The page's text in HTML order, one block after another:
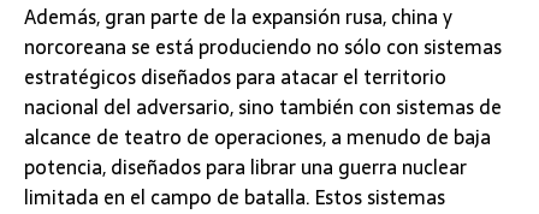
Además, gran parte de la expansión rusa, china y
norcoreana se está produciendo no sólo con sistemas
estratégicos diseñados para atacar el territorio
nacional del adversario, sino también con sistemas de
alcance de teatro de operaciones, a menudo de baja
potencia, diseñados para librar una guerra nuclear
limitada en el campo de batalla. Estos sistemas